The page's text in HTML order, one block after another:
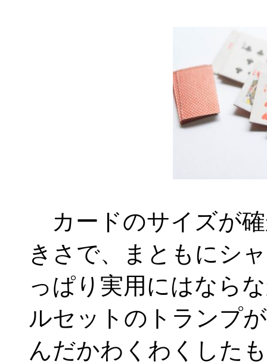
カードのサイズが確
きさで、まともにシ
っぱり実用にはなら
ルセットのトランプ
んだかわくわくした